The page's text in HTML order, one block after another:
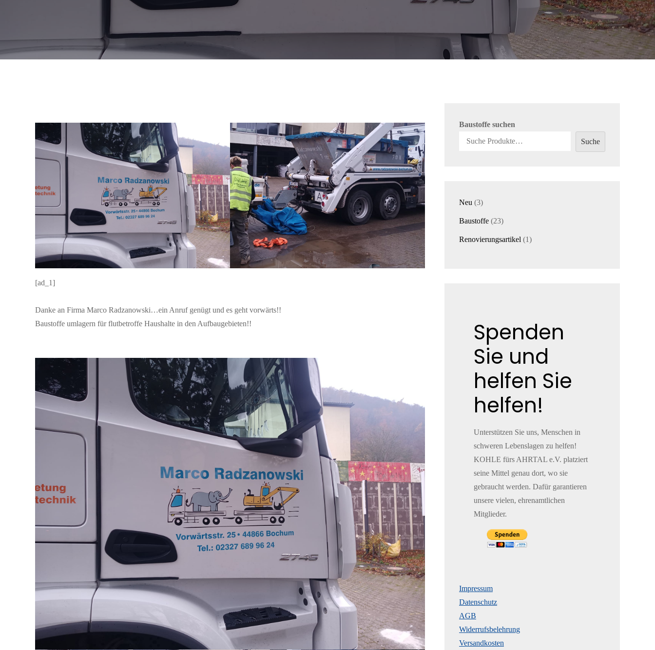
[ad_1]
Danke an Firma Marco Radzanowski…ein Anruf genügt und es geht vorwärts!!
Baustoffe umlagern für flutbetroffe Haushalte in den Aufbaugebieten!!
Baustoffe suchen
Suche
Neu 33
Baustoffe 2323
Renovierungsartikel 11
Spenden
Sie und
helfen Sie
helfen!
Unterstützen Sie uns, Menschen in
schweren Lebenslagen zu helfen!
KOHLE fürs AHRTAL e.V. platziert
seine Mittel genau dort, wo sie
gebraucht werden. Dafür garantieren
unsere vielen, ehrenamtlichen
Mitglieder.
Impressum
Datenschutz
AGB
Widerrufsbelehrung
Versandkosten